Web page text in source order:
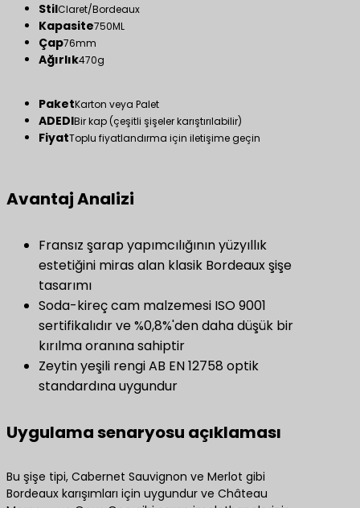
StilClaret/Bordeaux
Kapasite750ML
Çap76mm
Ağırlık470g
PaketKarton veya Palet
ADEDIBir kap (çeşitli şişeler karıştırılabilir)
FiyatToplu fiyatlandırma için iletişime geçin
Avantaj Analizi
Fransız şarap yapımcılığının yüzyıllık
estetiğini miras alan klasik Bordeaux şişe
tasarımı
Soda-kireç cam malzemesi ISO 9001
sertifikalıdır ve %0,8%'den daha düşük bir
kırılma oranına sahiptir
Zeytin yeşili rengi AB EN 12758 optik
standardına uygundur
Uygulama senaryosu açıklaması
Bu şişe tipi, Cabernet Sauvignon ve Merlot gibi
Bordeaux karışımları için uygundur ve Château